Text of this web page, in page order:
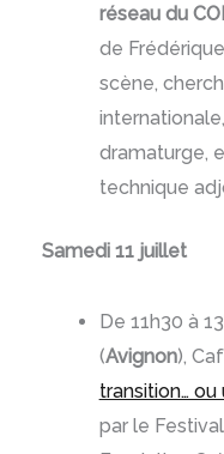
réseau du
de
scène,
dramaturge,
technique
Samedi 11 juillet
De 11h30 à
(Avignon),
transition…
par le